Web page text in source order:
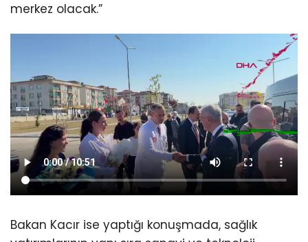
merkez olacak.”
Bakan Kacır ise yaptığı konuşmada, sağlık